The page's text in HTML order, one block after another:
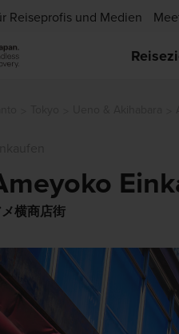
Reiseprofis und Medien
メ横商店街